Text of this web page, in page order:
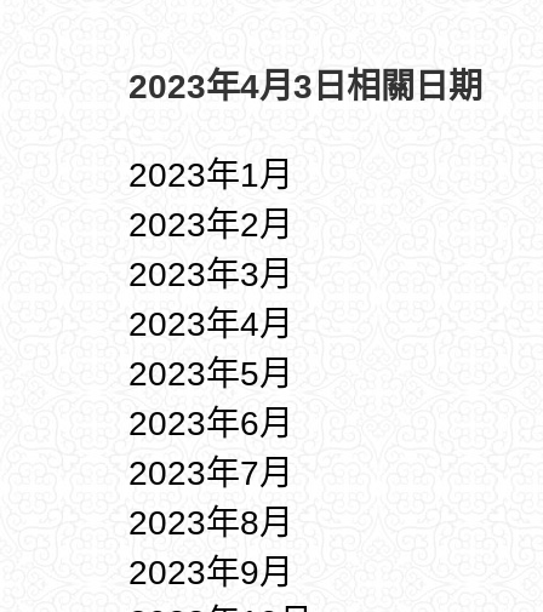
2023年4月3日相關日期
2023年1月
2023年2月
2023年3月
2023年4月
2023年5月
2023年6月
2023年7月
2023年8月
2023年9月